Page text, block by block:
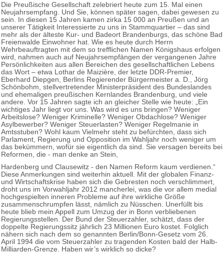
Die Preußische Gesellschaft zelebriert heute zum 15. Mal einen
Neujahrsempfang. Und Sie, können später sagen, dabei gewesen zu
sein. In diesen 15 Jahren kamen zirka 15 000 an Preußen und an
unserer Tätigkeit Interessierte zu uns in Stammquartier – das sind
mehr als der älteste Kur- und Badeort Brandenburgs, das schöne Bad
Freienwalde Einwohner hat. Wie es heute durch Herrn
Wehrbeauftragten mit dem so trefflichen Namen Königshaus erfolgen
wird, nahmen auch auf Neujahrsempfängen der vergangenen Jahre
Persönlichkeiten aus allen Bereichen des gesellschaftlichen Lebens
das Wort – etwa Lothar de Maizière, der letzte DDR-Premier,
Eberhard Diepgen, Berlins Regierender Bürgermeister a. D., Jörg
Schönbohm, stellvertretender Ministerpräsident des Bundeslandes
und ehemaligen preußischen Kernlandes Brandenburg, und viele
andere. Vor 15 Jahren sagte ich an gleicher Stelle wie heute: „Ein
wichtiges Jahr liegt vor uns. Was wird es uns bringen? Weniger
Arbeitslose? Weniger Kriminelle? Weniger Obdachlose? Weniger
Asylbewerber? Weniger Steuerlasten? Weniger Regelmanie in
Amtsstuben? Wohl kaum Vielmehr steht zu befürchten, dass sich
Parlament, Regierung und Opposition im Wahljahr noch weniger um
das bekümmern, wofür sie eigentlich da sind. Sie versagen bereits bei
Reformen, die - man denke an Stein,
Hardenberg und Clausewitz - den Namen Reform kaum verdienen.“
Diese Anmerkungen sind weiterhin aktuell. Mit der globalen Finanz-
und Wirtschaftskrise haben sich die Gebresten noch verschlimmert,
droht uns im Vorwahljahr 2012 mancherlei, was die vor allem medial
hochgespielten inneren Probleme auf ihre wirkliche Größe
zusammenschrumpfen lässt, nämlich zu Nüsschen. Unerfüllt bis
heute blieb mein Appell zum Umzug der in Bonn verbliebenen
Regierungsstellen. Der Bund der Steuerzahler, schätzt, dass der
doppelte Regierungssitz jährlich 23 Millionen Euro kostet. Folglich
nähern sich nach dem so genannten Berlin/Bonn-Gesetz vom 26.
April 1994 die vom Steuerzahler zu tragenden Kosten bald der Halb-
Milliarden-Grenze. Haben wir’s wirklich so dicke?